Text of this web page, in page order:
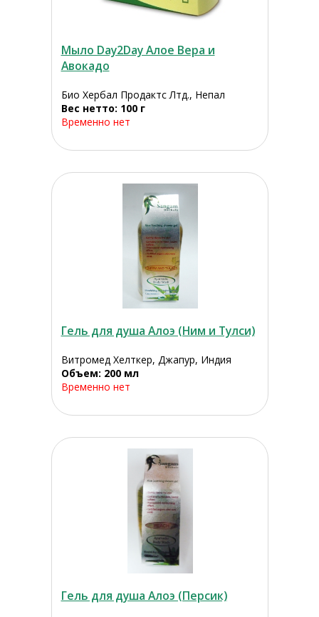
Мыло Day2Day Алое Вера и
Авокадо
Био Хербал Продактс Лтд., Непал
Вес нетто: 100 г
Временно нет
Гель для душа Алоэ (Ним и Тулси)
Витромед Хелткер, Джапур, Индия
Объем: 200 мл
Временно нет
Гель для душа Алоэ (Персик)